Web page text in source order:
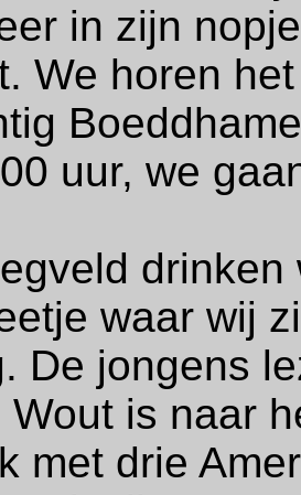
in zijn
We horen
uur, we
waar wij
De jongens
is naar
met drie